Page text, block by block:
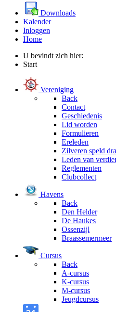
Downloads
Kalender
Inloggen
Home
U bevindt zich hier:
Start
Vereniging
Back
Contact
Geschiedenis
Lid worden
Formulieren
Ereleden
Zilveren speld
Leden van
Reglementen
Clubcollect
Havens
Back
Den Helder
De Haukes
Ossenzijl
Braassemermeer
Cursus
Back
A-cursus
K-cursus
M-cursus
Jeugdcursus